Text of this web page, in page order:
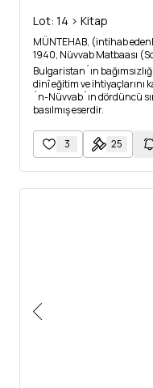
Lot: 14 > Kitap
MÜNTEHAB, (intihab
1940, Nüvvab Matbaası
Bulgaristan´ın
dinî eğitim ve ihtiyaçlarını
´n-Nüvvab´ın dördüncü
basılmış eserdir.
3 25